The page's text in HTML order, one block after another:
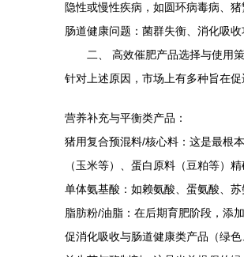
隐性或慢性疾病，如圆环病毒病、
肠道健康问题：菌群失衡、消化吸收
二、 高效催肥产品选择与使用
针对上述原因，市场上有多种旨在
营养补充与平衡类产品：
猪用复合预混料/核心料：这是最根
（玉米等）、蛋白原料（豆粕等）精
单体氨基酸：如赖氨酸、蛋氨酸、
脂肪粉/油脂：在后期育肥阶段，添
促消化吸收与肠道健康类产品（绿色